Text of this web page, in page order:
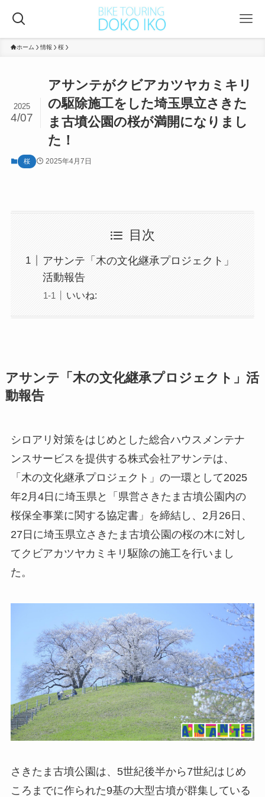
ホーム 情報 桜
アサンテがクビアカツヤカミキリ
の駆除施工をした埼玉県立さきた
ま古墳公園の桜が満開になりまし
た！
2025
4/07
桜 2025年4月7日
目次
アサンテ「木の文化継承プロジェクト」
活動報告
いいね:
アサンテ「木の文化継承プロジェクト」活
動報告
シロアリ対策をはじめとした総合ハウスメンテナ
ンスサービスを提供する株式会社アサンテは、
「木の文化継承プロジェクト」の一環として2025
年2月4日に埼玉県と「県営さきたま古墳公園内の
桜保全事業に関する協定書」を締結し、2月26日、
27日に埼玉県立さきたま古墳公園の桜の木に対し
てクビアカツヤカミキリ駆除の施工を行いまし
た。
さきたま古墳公園は、5世紀後半から7世紀はじめ
ころまでに作られた9基の大型古墳が群集している